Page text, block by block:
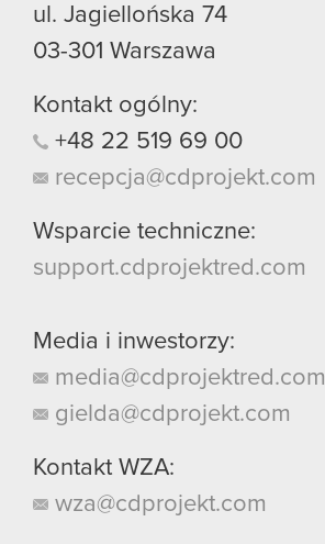
ul. Jagiellońska 74
03-301 Warszawa
Kontakt ogólny:
+48 22 519 69 00
recepcja@cdprojekt.com
Wsparcie techniczne:
support.cdprojektred.com
Media i inwestorzy:
media@cdprojektred.com
gielda@cdprojekt.com
Kontakt WZA:
wza@cdprojekt.com